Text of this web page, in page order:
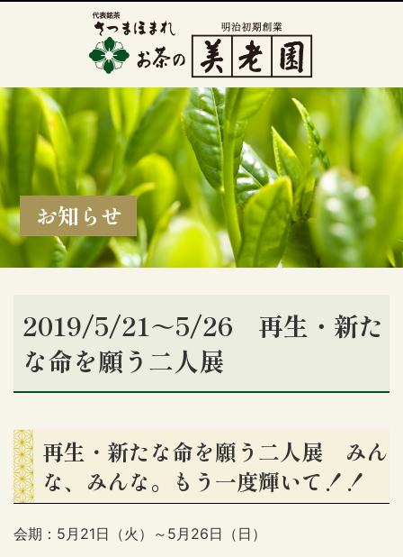
お知らせ
2019/5/21～5/26 再生・新た
な命を願う二人展
再生・新たな命を願う二人展 みん
な、みんな。もう一度輝いて！！
会期：5月21日（火）～5月26日（日）